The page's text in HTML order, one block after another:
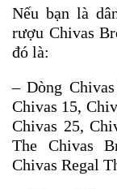
Nếu bạn là
rượu Chivas
đó là:
– Dòng
Chivas 15,
Chivas 25,
The Chivas
Chivas Regal